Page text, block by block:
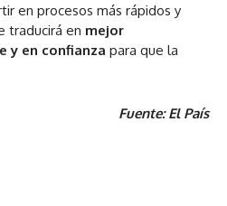
en procesos más rápidos y
traducirá en mejor
y en confianza para que la
Fuente: El País